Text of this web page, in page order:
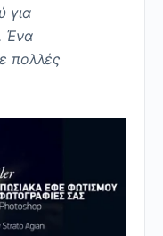
για
Ένα
πολλές